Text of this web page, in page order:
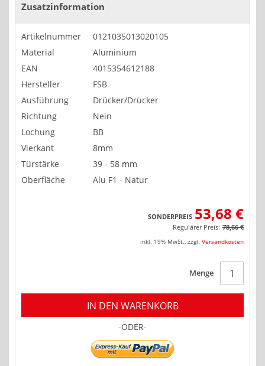
Zusatzinformation
Artikelnummer
0121035013020105
Material
Aluminium
EAN
4015354612188
Hersteller
FSB
Ausführung
Drücker/Drücker
Richtung
Nein
Lochung
BB
Vierkant
8mm
Türstärke
39 - 58 mm
Oberfläche
Alu F1 - Natur
SONDERPREIS 53,68 €
Regulärer Preis: 78,66 €
inkl. 19% MwSt., zzgl. Versandkosten
Menge
IN DEN WARENKORB
-ODER-